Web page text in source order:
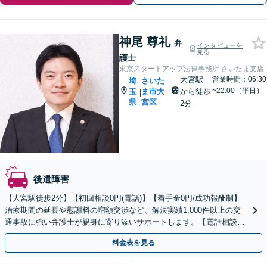
神尾 尊礼 弁
護士
インタビューを
見る
東京スタートアップ法律事務所 さいたま支店
埼
玉
県
|
さいた
ま市大
宮区
大宮駅
から徒歩
2分
営業時間：06:30
~22:00（平日）
後遺障害
【大宮駅徒歩2分】【初回相談0円(電話)】【着手金0円/成功報酬制】
治療期間の延長や慰謝料の増額交渉など、解決実績1,000件以上の交
通事故に強い弁護士が親身に寄り添いサポートします。【電話相談で
ご契約まで対応可/来所不要】
料金表を見る